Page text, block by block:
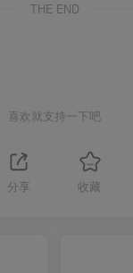
THE END
喜欢就支持一下吧
分享 收藏